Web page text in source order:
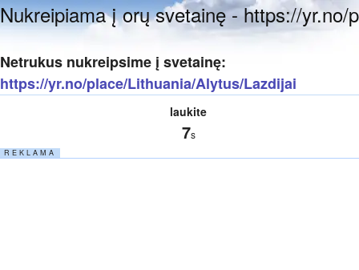
Nukreipiama į orų svetainę - https://yr.no/
Netrukus nukreipsime į svetainę:
https://yr.no/place/Lithuania/Alytus/Lazdijai
laukite
7s
R E K L A M A